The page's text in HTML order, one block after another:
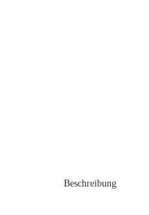
Beschreibung